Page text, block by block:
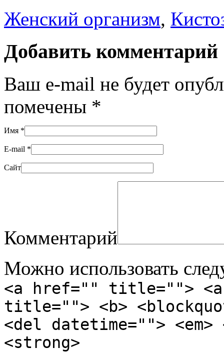
Женский организм,
Добавить комментарий
Ваш e-mail не будет
помечены *
Имя *
E-mail *
Сайт
Комментарий
Можно использовать
<a href="" title="">
title=""> <b>
<del datetime="">
<strong>